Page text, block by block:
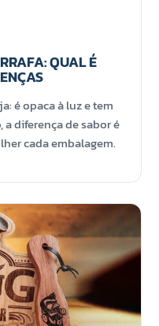
QUAL É
é opaca à luz e tem
diferença de sabor é
cada embalagem.